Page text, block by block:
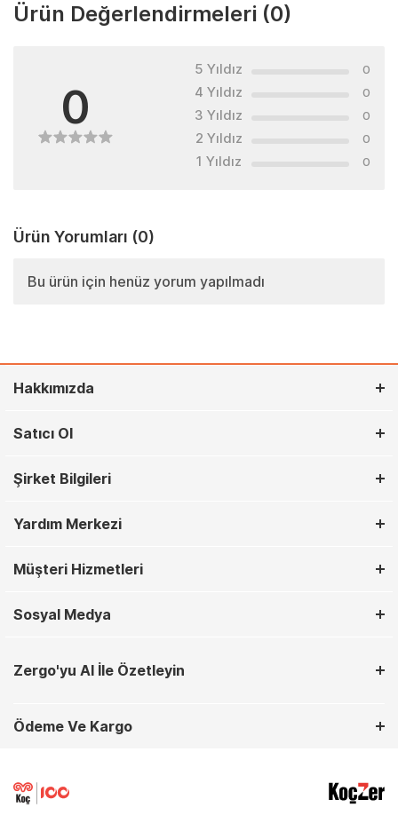
Ürün Değerlendirmeleri (0)
0
5 Yıldız 0
4 Yıldız 0
3 Yıldız 0
2 Yıldız 0
1 Yıldız 0
Ürün Yorumları (0)
Bu ürün için henüz yorum yapılmadı
Hakkımızda
Satıcı Ol
Şirket Bilgileri
Yardım Merkezi
Müşteri Hizmetleri
Sosyal Medya
Zergo'yu AI İle Özetleyin
Ödeme Ve Kargo